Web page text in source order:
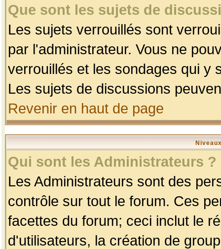
Que sont les sujets de
Les sujets verrouillés sont
par l'administrateur. Vous ne
verrouillés et les sondages qui y
Les sujets de discussions
Revenir en haut de page
Qui sont les Administrateurs ?
Les Administrateurs sont des
contrôle sur tout le forum. Ces
facettes du forum; ceci inclut le
d'utilisateurs, la création de